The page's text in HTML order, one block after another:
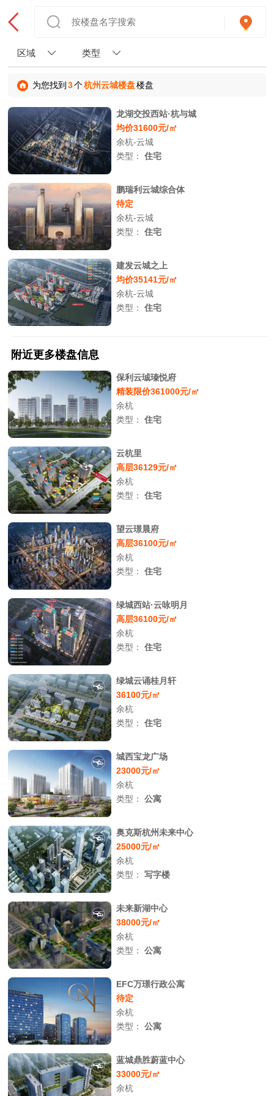
区域 类型
为您找到 3个杭州云城楼盘楼盘
龙湖交投西站·杭与城
均价31600元/㎡
余杭-云城
类型：住宅
鹏瑞利云城综合体
待定
余杭-云城
类型：住宅
建发云城之上
均价35141元/㎡
余杭-云城
类型：住宅
附近更多楼盘信息
保利云珹瑧悦府
精装限价361000元/㎡
余杭
类型：住宅
云杭里
高层36129元/㎡
余杭
类型：住宅
望云璟晨府
高层36100元/㎡
余杭
类型：住宅
绿城西站·云咏明月
高层36100元/㎡
余杭
类型：住宅
绿城云诵桂月轩
36100元/㎡
余杭
类型：住宅
城西宝龙广场
23000元/㎡
余杭
类型：公寓
奥克斯杭州未来中心
25000元/㎡
余杭
类型：写字楼
未来新湖中心
38000元/㎡
余杭
类型：公寓
EFC万璟行政公寓
待定
余杭
类型：公寓
蓝城鼎胜蔚蓝中心
33000元/㎡
余杭